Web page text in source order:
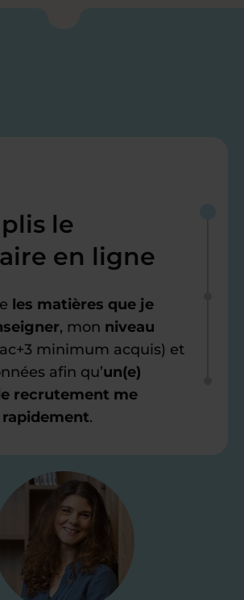
le
en ligne
les matières que je
, mon niveau
minimum acquis) et
afin qu’un(e)
recrutement me
.
ma